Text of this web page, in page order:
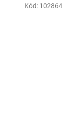
Kód: 102864